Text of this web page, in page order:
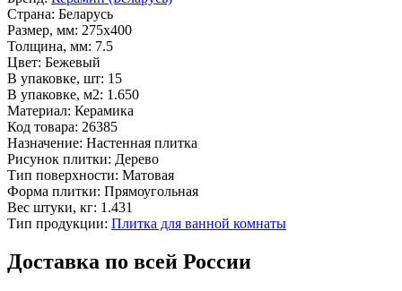
Страна: Беларусь
Размер, мм: 275x400
Толщина, мм: 7.5
Цвет: Бежевый
В упаковке, шт: 15
В упаковке, м2: 1.650
Материал: Керамика
Код товара: 26385
Назначение: Настенная плитка
Рисунок плитки: Дерево
Тип поверхности: Матовая
Форма плитки: Прямоугольная
Вес штуки, кг: 1.431
Тип продукции: Плитка для ванной комнаты
Доставка по всей России